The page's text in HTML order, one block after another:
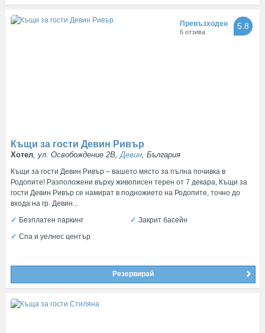
Къщи за гости Девин Ривър
Хотел, ул. Освобождение 2В, Девин, България
Превъзходен
6 отзива
5.8
Къщи за гости Девин Ривър – вашето място за пълна почивка в
Родопите! Разположени върху живописен терен от 7 декара, Къщи за
гости Девин Ривър се намират в подножието на Родопите, точно до
входа на гр. Девин...
Безплатен паркинг
Закрит басейн
Спа и уелнес център
Резервирай